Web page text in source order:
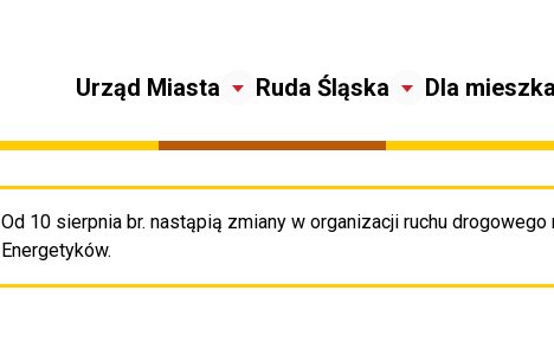
Urząd Miasta Ruda Śląska Dla
Od 10 sierpnia br. nastąpią zmiany w organizacji ruchu drogowego
Energetyków.